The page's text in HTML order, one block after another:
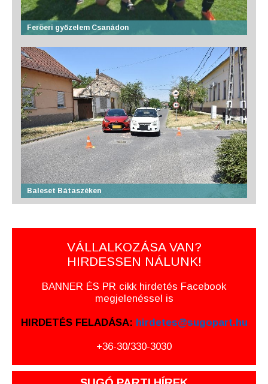
Feröeri győzelem Csanádon
Baleset Bátaszéken
VÁLLALKOZÁSA VAN?
HIRDESSEN NÁLUNK!
BANNER ÉS PR cikk hirdetés Facebook
megjelenéssel is
HIRDETÉS FELADÁSA: hirdetes@sugopart.hu
+36-30/330-3030